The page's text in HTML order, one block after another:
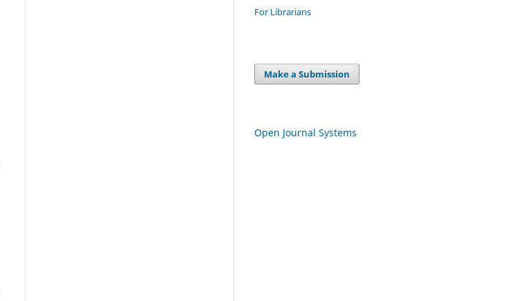
For Librarians
Make a Submission
Open Journal Systems